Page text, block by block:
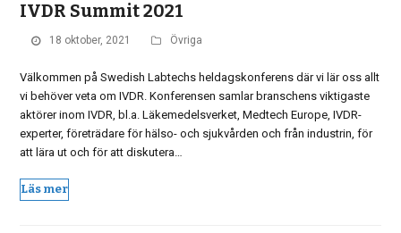
IVDR Summit 2021
18 oktober, 2021 Övriga
Välkommen på Swedish Labtechs heldagskonferens där vi lär oss allt
vi behöver veta om IVDR. Konferensen samlar branschens viktigaste
aktörer inom IVDR, bl.a. Läkemedelsverket, Medtech Europe, IVDR-
experter, företrädare för hälso- och sjukvården och från industrin, för
att lära ut och för att diskutera…
Läs mer